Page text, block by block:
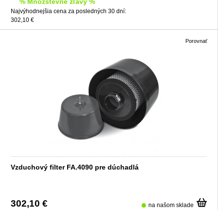
Najvýhodnejšia cena za posledných 30 dní:
302,10 €
Vzduchový filter FA.4090 pre dúchadlá
302,10 € na našom sklade
Porovnať